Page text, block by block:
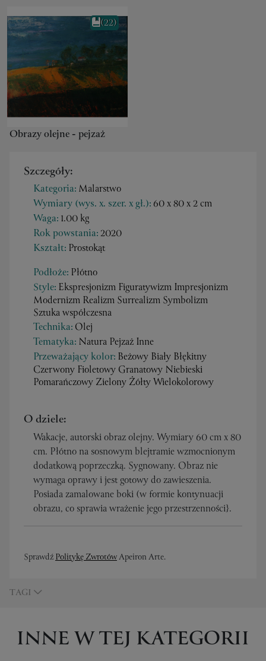
Obrazy olejne - pejzaż
(22)
Szczegóły:
Kategoria: Malarstwo
Wymiary (wys. x. szer. x gł.): 60 x 80 x 2 cm
Waga: 1.00 kg
Rok powstania:2020
Kształt: Prostokąt
Podłoże: Płótno
Style: Ekspresjonizm Figuratywizm Impresjonizm
Modernizm Realizm Surrealizm Symbolizm
Sztuka współczesna
Technika: Olej
Tematyka: Natura Pejzaż Inne
Przeważający kolor: Beżowy Biały Błękitny
Czerwony Fioletowy Granatowy Niebieski
Pomarańczowy Zielony Żółty Wielokolorowy
O dziele:
Wakacje, autorski obraz olejny. Wymiary 60 cm x 80
cm. Płótno na sosnowym blejtramie wzmocnionym
dodatkową poprzeczką. Sygnowany. Obraz nie
wymaga oprawy i jest gotowy do zawieszenia.
Posiada zamalowane boki (w formie kontynuacji
obrazu, co sprawia wrażenie jego przestrzenności}.
SprawdźPolitykę ZwrotówApeiron Arte.
TAGI
INNE W TEJ KATEGORII